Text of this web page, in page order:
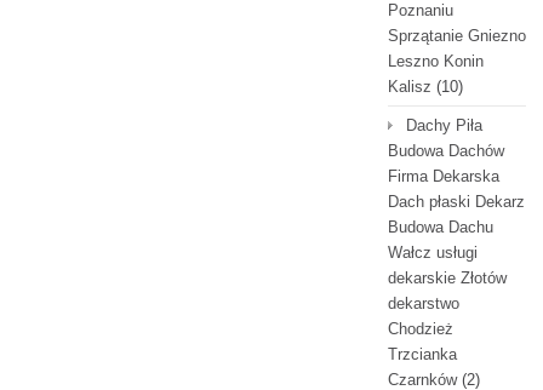
Poznaniu
Sprzątanie Gniezno
Leszno Konin
Kalisz (10)
Dachy Piła
Budowa Dachów
Firma Dekarska
Dach płaski Dekarz
Budowa Dachu
Wałcz usługi
dekarskie Złotów
dekarstwo
Chodzież
Trzcianka
Czarnków(2)